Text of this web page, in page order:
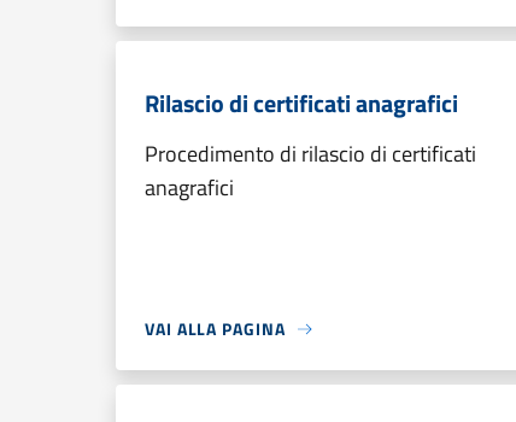
Rilascio di certificati anagrafici
Procedimento di rilascio di certificati
anagrafici
VAI ALLA PAGINA